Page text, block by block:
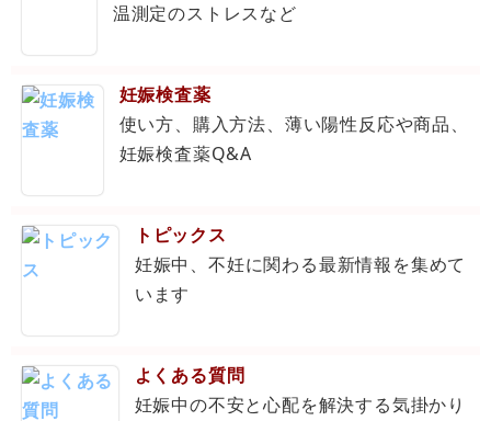
温測定のストレスなど
妊娠検査薬
使い方、購入方法、薄い陽性反応や商品、
妊娠検査薬Q&A
トピックス
妊娠中、不妊に関わる最新情報を集めて
います
よくある質問
妊娠中の不安と心配を解決する気掛かり